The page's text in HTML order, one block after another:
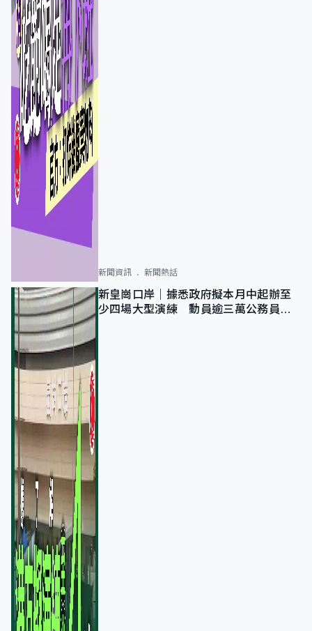
新聞資訊 新聞熱話
新皇崗口岸｜據悉政府擬本月中起辦至
少四場大型演練 動員逾三萬公務員人